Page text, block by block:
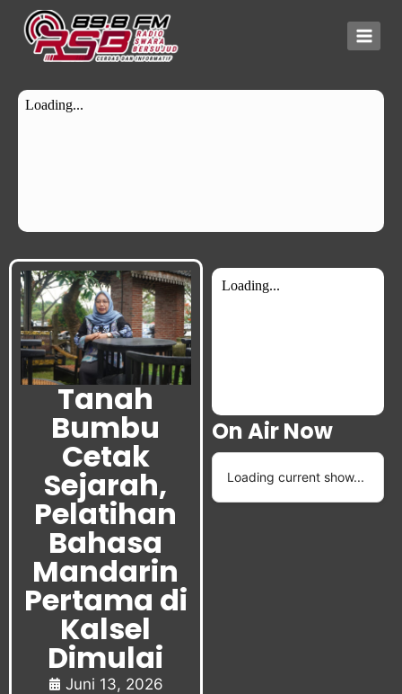
Tanah
Bumbu
Cetak
Sejarah,
Pelatihan
Bahasa
Mandarin
Pertama di
Kalsel
Dimulai
Juni 13, 2026
On Air Now
Loading current show...